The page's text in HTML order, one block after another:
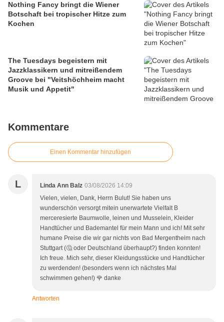
Nothing Fancy bringt die Wiener
Botschaft bei tropischer Hitze zum
Kochen
The Tuesdays begeistern mit
Jazzklassikern und mitreißendem
Groove bei "Veitshöchheim macht
Musik und Appetit"
Kommentare
Einen Kommentar hinzufügen
L Linda Ann Balz 03/08/2026 14:09
Vielen, vielen, Dank, Herrn Bulut! Sie haben uns
wunderschön versorgt mitein unerwartete Vielfalt B
merceresierte Baumwolle, leinen und Musselein, Kleider
Handtücher und Bademantel für mein Mann und ich! Mit sehr
humane Preise die wir gar nichts von Bad Mergentheim nach
Stuttgart (🤔 oder Deutschland überhaupt?) finden konnten!
Ich freue. Mich sehr, dieser Kleidungsstücke und Handtücher
zu werdenden! (besonders wenn ich nächstes Mal
schwimmen gehen!) 🌹 danke
Antworten